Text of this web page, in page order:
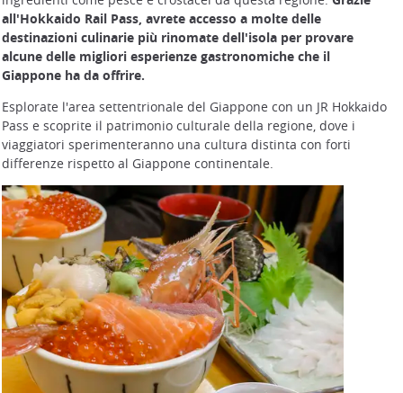
all'Hokkaido Rail Pass, avrete accesso a molte delle
destinazioni culinarie più rinomate dell'isola per provare
alcune delle migliori esperienze gastronomiche che il
Giappone ha da offrire.
Esplorate l'area settentrionale del Giappone con un JR Hokkaido
Pass e scoprite il patrimonio culturale della regione, dove i
viaggiatori sperimenteranno una cultura distinta con forti
differenze rispetto al Giappone continentale.